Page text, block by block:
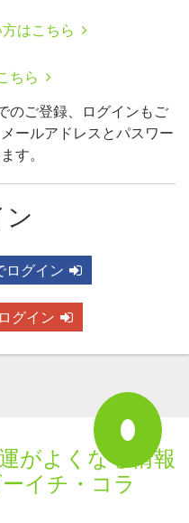
はこちら
ちら
のご登録、ログインもご
ールアドレスとパスワー
す。
ログイン
グイン
がよくなる情報
イチ・コラ